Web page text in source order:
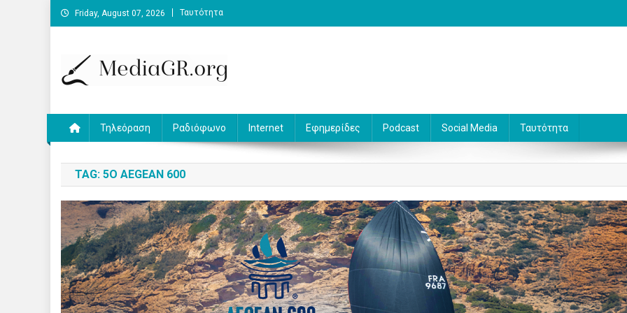
Skip
to
Friday, August 07, 2026 Ταυτότητα
Τηλεόραση Ραδιόφωνο Internet Εφημερίδες Podcast Social Media Ταυτότητα
TAG: 5O AEGEAN 600